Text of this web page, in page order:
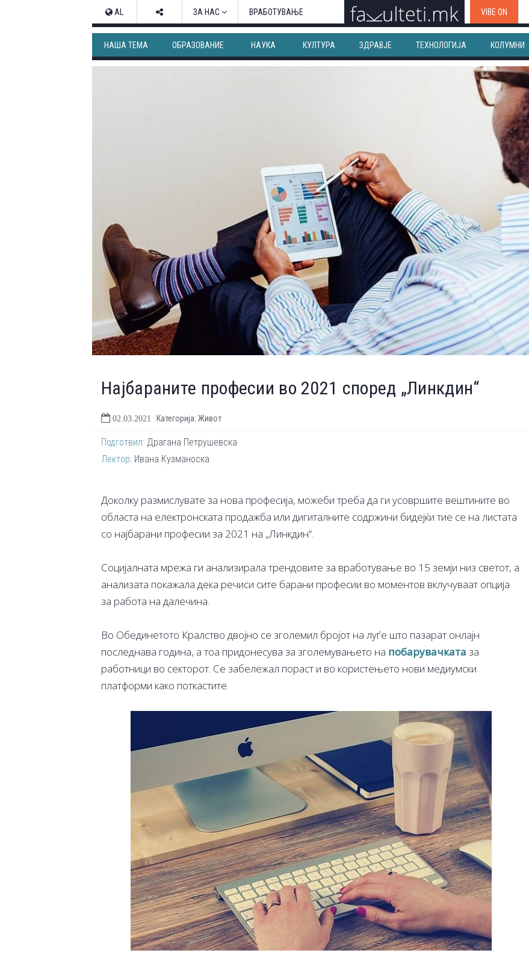
AL ЗА НАС ВРАБОТУВАЊЕ VIBE ON
НАША ТЕМА ОБРАЗОВАНИЕ НАУКА КУЛТУРА ЗДРАВЈЕ ТЕХНОЛОГИЈА КОЛУМНИ
Најбараните професии во 2021 според „Линкдин“
02.03.2021 Категорија: Живот
Подготвил: Драгана Петрушевска
Лектор: Ивана Кузманоска
Доколку размислувате за нова професија, можеби треба да ги усовршите вештините во
областа на електронската продажба или дигиталните содржини бидејќи тие се на листата
со најбарани професии за 2021 на „Линкдин“.
Социјалната мрежа ги анализирала трендовите за вработување во 15 земји низ светот, а
анализата покажала дека речиси сите барани професии во моментов вклучуваат опција
за работа на далечина.
Во Обединетото Кралство двојно се зголемил бројот на луѓе што пазарат онлајн
последнава година, а тоа придонесува за зголемувањето на побарувачката за
работници во секторот. Се забележал пораст и во користењето нови медиумски
платформи како поткастите.